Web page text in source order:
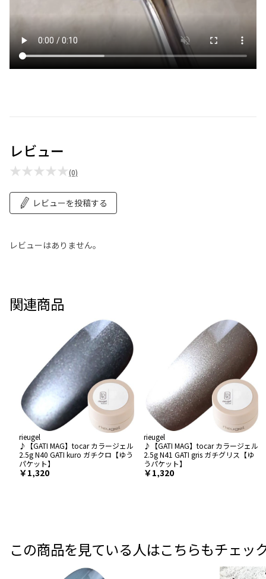
レビュー
★★★★★(0)
レビューを投稿する
レビューはありません。
関連商品
rieugel
♪【GATI MAG】tocar カラージェル
2.5g N40 GATI kuro ガチクロ【ゆう
パケット】
￥1,320
rieugel
♪【GATI MAG】tocar カラージェル
2.5g N41 GATI gris ガチグリス【ゆ
うパケット】
￥1,320
この商品を見ている人はこちらもチェッ